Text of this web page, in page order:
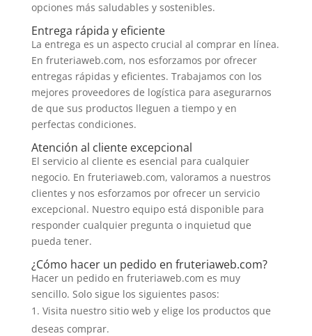
opciones más saludables y sostenibles.
Entrega rápida y eficiente
La entrega es un aspecto crucial al comprar en línea.
En fruteriaweb.com, nos esforzamos por ofrecer
entregas rápidas y eficientes. Trabajamos con los
mejores proveedores de logística para asegurarnos
de que sus productos lleguen a tiempo y en
perfectas condiciones.
Atención al cliente excepcional
El servicio al cliente es esencial para cualquier
negocio. En fruteriaweb.com, valoramos a nuestros
clientes y nos esforzamos por ofrecer un servicio
excepcional. Nuestro equipo está disponible para
responder cualquier pregunta o inquietud que
pueda tener.
¿Cómo hacer un pedido en fruteriaweb.com?
Hacer un pedido en fruteriaweb.com es muy
sencillo. Solo sigue los siguientes pasos:
Visita nuestro sitio web y elige los productos que
deseas comprar.